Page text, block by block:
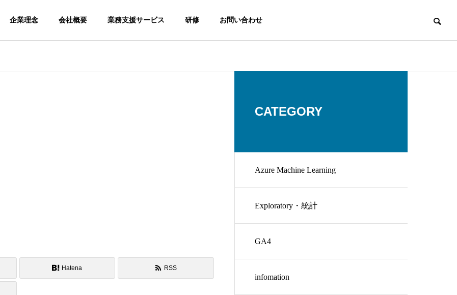
企業理念 会社概要 業務支援サービス 研修 お問い合わせ
Hatena RSS
CATEGORY
Azure Machine Learning
Exploratory・統計
GA4
infomation